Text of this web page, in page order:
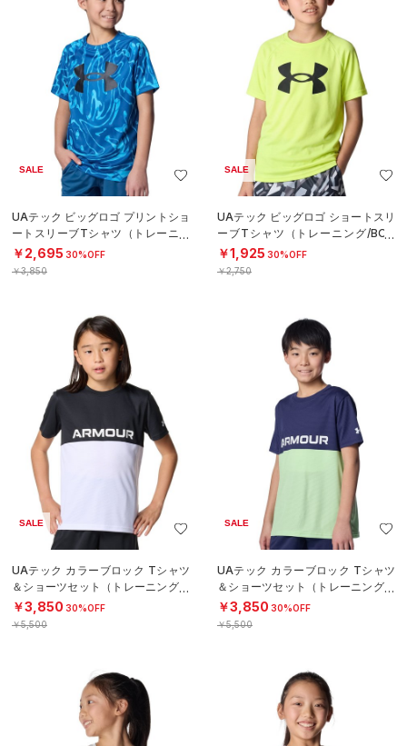
SALE
UAテック ビッグロゴ プリントショ
ートスリーブTシャツ（トレーニン
グ/BOYS）
￥2,695 30%OFF
￥3,850
SALE
UAテック ビッグロゴ ショートスリ
ーブTシャツ（トレーニング/BOY
S）
￥1,925 30%OFF
￥2,750
SALE
UAテック カラーブロック Tシャツ
＆ショーツセット（トレーニング/B
OYS）
￥3,850 30%OFF
￥5,500
SALE
UAテック カラーブロック Tシャツ
＆ショーツセット（トレーニング/B
OYS）
￥3,850 30%OFF
￥5,500